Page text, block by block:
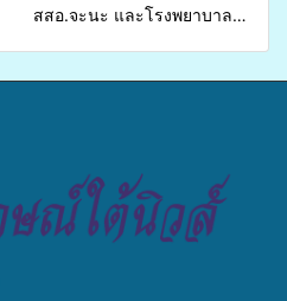
สสอ.จะนะ และโรงพยาบาล